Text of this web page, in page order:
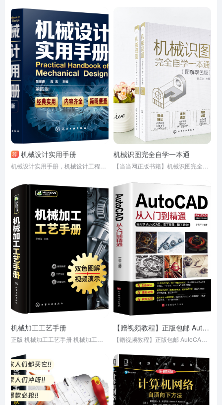
荐 机械设计实用手册 机械识图完全自学一本通
机械加工工艺手册 【赠视频教程】正版包邮 AutoCAD从入门到精通实战案例版 图文版机械设计制图绘图室内设计cad教程零基础cad书籍